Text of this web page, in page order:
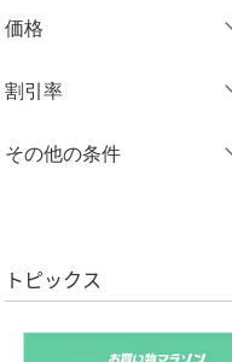
ワンピース・ドレス
スカート
オールインワン・オーバ
ーオール
インナー・ルームウェア
靴下・レッグウェア
クリア
価格
絞り込み
割引率
％OFF～ ％OFF
その他の条件
クリア 絞り込み
トピックス